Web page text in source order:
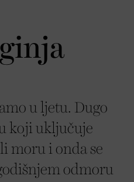
u ljetu. Dugo
koji uključuje
moru i onda se
odmoru